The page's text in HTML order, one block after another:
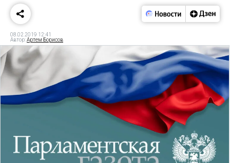
08.02.2019 12:41
Автор:Артем Борисов